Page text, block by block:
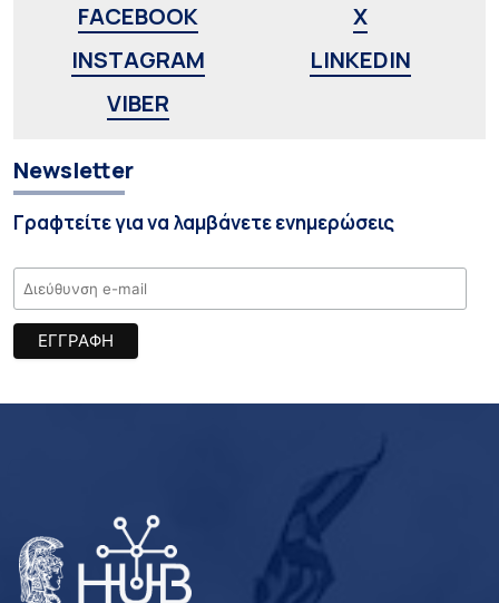
FACEBOOK
X
INSTAGRAM
LINKEDIN
VIBER
Newsletter
Γραφτείτε για να λαμβάνετε ενημερώσεις